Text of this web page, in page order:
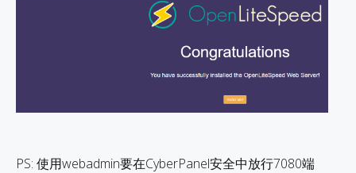
PS: 使用webadmin要在CyberPanel安全中放行7080端